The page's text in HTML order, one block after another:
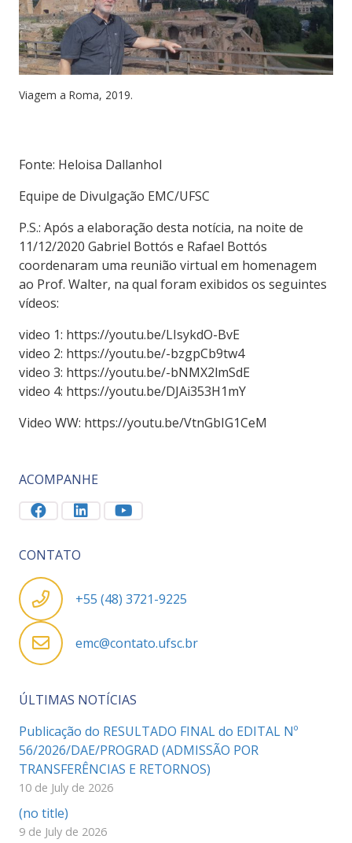
Viagem a Roma, 2019.
Fonte: Heloisa Dallanhol
Equipe de Divulgação EMC/UFSC
P.S.: Após a elaboração desta notícia, na noite de
11/12/2020 Gabriel Bottós e Rafael Bottós
coordenaram uma reunião virtual em homenagem
ao Prof. Walter, na qual foram exibidos os seguintes
vídeos:
video 1: https://youtu.be/LIsykdO-BvE
video 2: https://youtu.be/-bzgpCb9tw4
video 3: https://youtu.be/-bNMX2lmSdE
video 4: https://youtu.be/DJAi353H1mY
Video WW: https://youtu.be/VtnGbIG1CeM
ACOMPANHE
CONTATO
+55 (48) 3721-9225
emc@contato.ufsc.br
ÚLTIMAS NOTÍCIAS
Publicação do RESULTADO FINAL do EDITAL Nº
56/2026/DAE/PROGRAD (ADMISSÃO POR
TRANSFERÊNCIAS E RETORNOS)
10 de July de 2026
(no title)
9 de July de 2026